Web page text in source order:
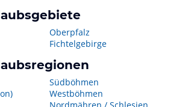
Oberpfalz
Fichtelgebirge
Südböhmen
Westböhmen